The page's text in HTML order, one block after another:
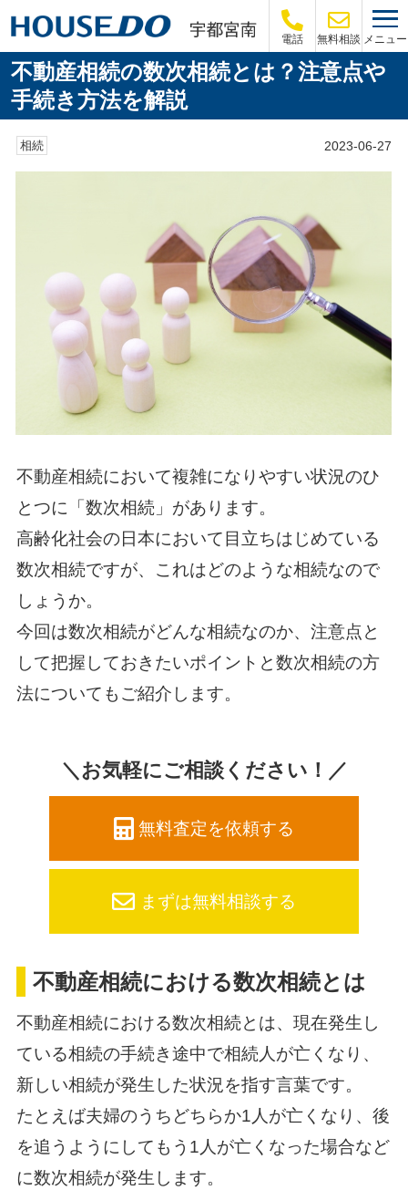
電話 無料相談 メニュー
不動産相続の数次相続とは？注意点や
手続き方法を解説
相続 2023-06-27
不動産相続において複雑になりやすい状況のひ
とつに「数次相続」があります。
高齢化社会の日本において目立ちはじめている
数次相続ですが、これはどのような相続なので
しょうか。
今回は数次相続がどんな相続なのか、注意点と
して把握しておきたいポイントと数次相続の方
法についてもご紹介します。
＼お気軽にご相談ください！／
無料査定を依頼する
まずは無料相談する
不動産相続における数次相続とは
不動産相続における数次相続とは、現在発生し
ている相続の手続き途中で相続人が亡くなり、
新しい相続が発生した状況を指す言葉です。
たとえば夫婦のうちどちらか1人が亡くなり、後
を追うようにしてもう1人が亡くなった場合など
に数次相続が発生します。